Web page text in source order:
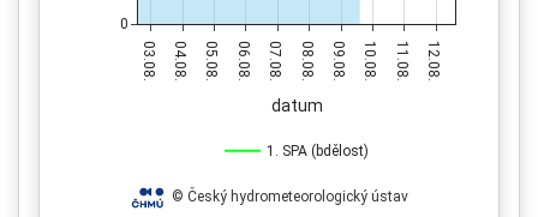
03.08. 04.08. 05.08. 06.08. 07.08. 08.08. 09.08. 10.08. 11.08. 12.08.
0
1. SPA (bdělost)
datum
© Český hydrometeorologický ústav